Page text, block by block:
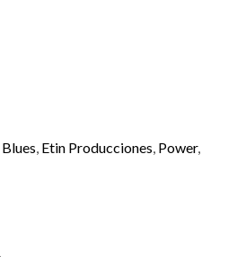
Blues, Etin Producciones, Power,